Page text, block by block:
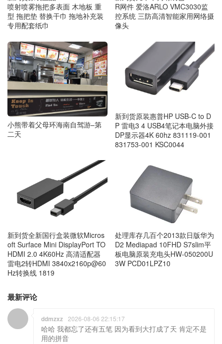
喷射喷雾拖把多表面 木地板 重
型 拖把垫 替换干巾 拖地补充装
专用配套纸巾
R网件 爱洛ARLO VMC3030监
控系统 三防高清智能家用网络摄
像头
小熊带着父母环海南自驾游–第
二天
新到货原装惠普HP USB-C to D
P 雷电3 4 USB4笔记本电脑外接
DP显示器4K 60hz 831119-001
831753-001 KSC0044
新到货全新国行盒装微软Micros
oft Surface Mini DisplayPort TO
HDMI 2.0 4K60Hz 高清适配器
雷电2转HDMI 3840x2160p@60
Hz转换线 1819
处理库存几百个2013款日版华为
D2 Mediapad 10FHD S7slim平
板电脑原装充电头HW-050200U
3W PCD01LPZ10
最新评论
ddmzxz 2026-08-06 22:15:17
哈哈 我都忘了还有五笔 因为看到大打成了天 肯定不是
用的拼音